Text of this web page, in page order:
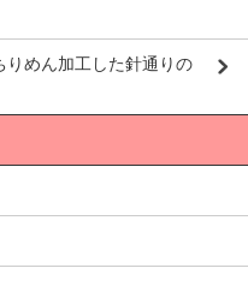
めん加工した針通りの